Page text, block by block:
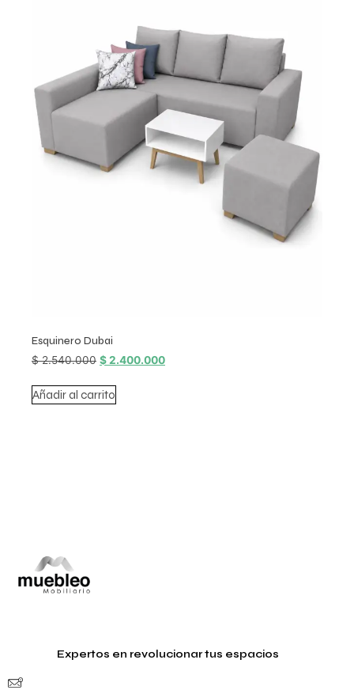
Esquinero Dubai
$2.540.000 $2.400.000
Añadir al carrito
Expertos en revolucionar tus espacios